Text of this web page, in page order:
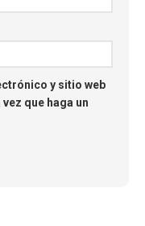
y sitio web
que haga un